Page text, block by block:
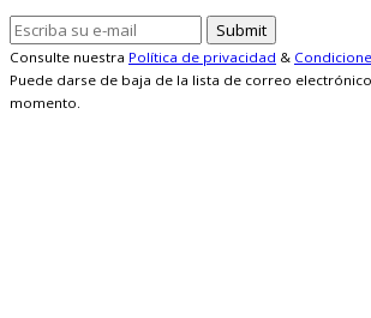
Consulte nuestra Política de privacidad &
Puede darse de baja de la lista de correo
momento.